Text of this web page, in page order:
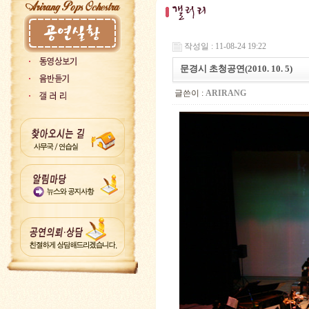
작성일 : 11-08-24 19:22
문경시 초청공연(2010. 10. 5)
글쓴이 : ARIRANG